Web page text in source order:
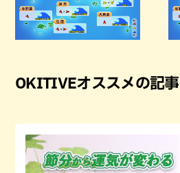
OKITIVEオススメの記事